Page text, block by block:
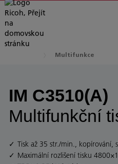
Multifunkce
IM C3510(A)
Multifunkční
Tisk až 35 str./min., kopírování,
Maximální rozlišení tisku